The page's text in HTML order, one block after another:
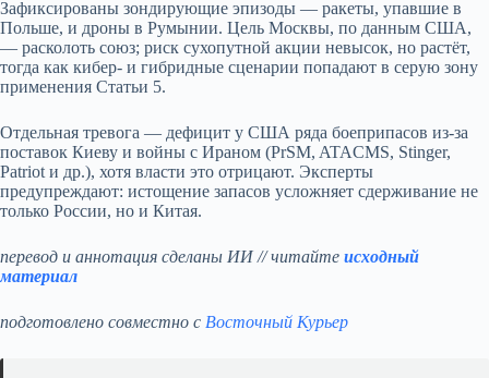
Зафиксированы зондирующие эпизоды — ракеты, упавшие в
Польше, и дроны в Румынии. Цель Москвы, по данным США,
— расколоть союз; риск сухопутной акции невысок, но растёт,
тогда как кибер- и гибридные сценарии попадают в серую зону
применения Статьи 5.
Отдельная тревога — дефицит у США ряда боеприпасов из‑за
поставок Киеву и войны с Ираном (PrSM, ATACMS, Stinger,
Patriot и др.), хотя власти это отрицают. Эксперты
предупреждают: истощение запасов усложняет сдерживание не
только России, но и Китая.
перевод и аннотация сделаны ИИ // читайте исходный
материал
подготовлено совместно с Восточный Курьер